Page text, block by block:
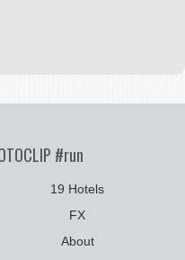
#run
19 Hotels
FX
About